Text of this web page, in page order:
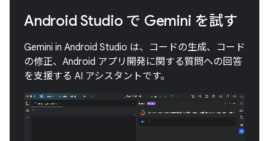
Android Studio で Gemini を試す
Gemini in Android Studio は、コードの生成、コード
の修正、Android アプリ開発に関する質問への回答
を支援する AI アシスタントです。